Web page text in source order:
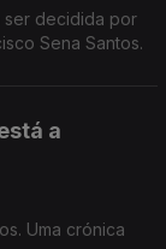
ser decidida por
Sena Santos.
a
Uma crónica